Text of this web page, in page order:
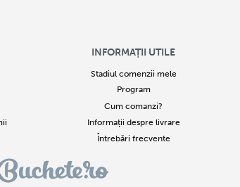
INFORMAȚII UTILE
Stadiul comenzii mele
Program
Cum comanzi?
Informații despre livrare
Întrebări frecvente